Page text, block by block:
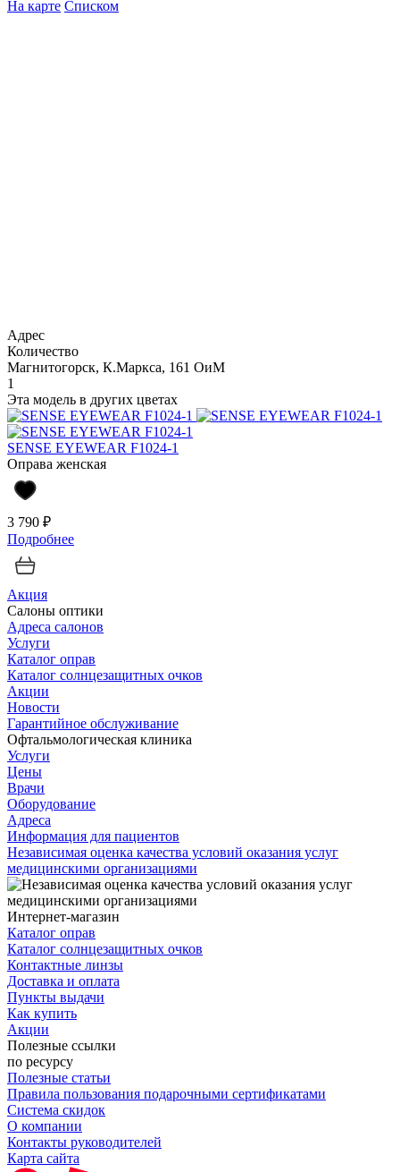
На карте Списком
Адрес
Количество
Магнитогорск, К.Маркса, 161 ОиМ
1
Эта модель в других цветах
SENSE EYEWEAR F1024-1
Оправа женская
3 790 ₽
Подробнее
Акция
Салоны оптики
Адреса салонов
Услуги
Каталог оправ
Каталог солнцезащитных очков
Акции
Новости
Гарантийное обслуживание
Офтальмологическая клиника
Услуги
Цены
Врачи
Оборудование
Адреса
Информация для пациентов
Независимая оценка качества условий оказания услуг
медицинскими организациями
Интернет-магазин
Каталог оправ
Каталог солнцезащитных очков
Контактные линзы
Доставка и оплата
Пункты выдачи
Как купить
Акции
Полезные ссылки
по ресурсу
Полезные статьи
Правила пользования подарочными сертификатами
Система скидок
О компании
Контакты руководителей
Карта сайта